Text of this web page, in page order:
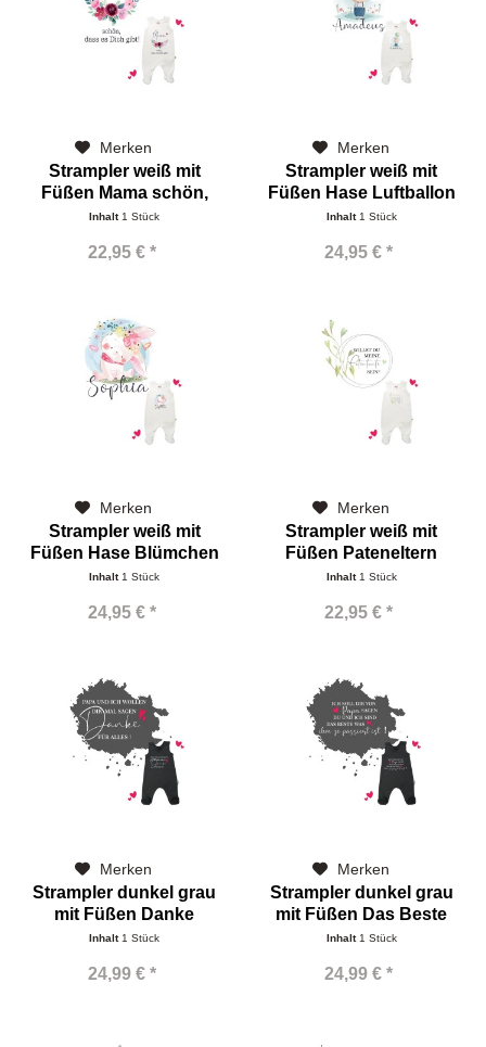
Merken
Strampler weiß mit
Füßen Mama schön,
dass
Inhalt 1 Stück
22,95 € *
Merken
Strampler weiß mit
Füßen Hase Luftballon
Name
Inhalt 1 Stück
24,95 € *
Merken
Strampler weiß mit
Füßen Hase Blümchen
Name
Inhalt1 Stück
24,95 € *
Merken
Strampler weiß mit
Füßen Pateneltern
Inhalt1 Stück
22,95 € *
Merken
Strampler dunkel grau
mit Füßen Danke
Inhalt 1 Stück
24,99 € *
Merken
Strampler dunkel grau
mit Füßen Das Beste
Inhalt 1 Stück
24,99 € *